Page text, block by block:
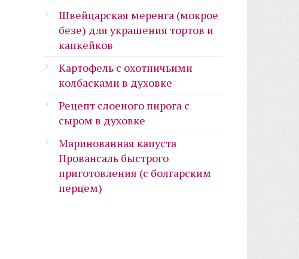
Швейцарская меренга (мокрое
безе) для украшения тортов и
капкейков
Картофель с охотничьими
колбасками в духовке
Рецепт слоеного пирога с
сыром в духовке
Маринованная капуста
Провансаль быстрого
приготовления (с болгарским
перцем)